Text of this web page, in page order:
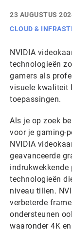
23 AUGUSTUS
CLOUD &
NVIDIA
technologieën
gamers als
visuele kwaliteit
toepassingen.
Als je op zoek
voor je gaming-
NVIDIA
geavanceerde
technologieën
niveau tillen.
verbeterde
ondersteunen
waaronder 4K